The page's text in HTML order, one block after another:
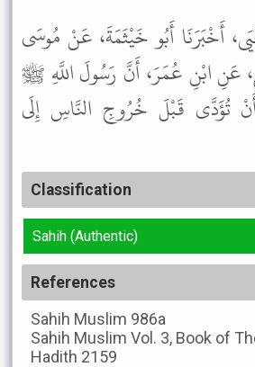
أَخْبَرَنَا أَبُو خَيْثَمَةَ، عَنْ مُوسَى
عَنِ ابْنِ عُمَرَ، أَنَّ رَسُولَ اللَّهِ ﷺ
أَنْ تُؤَدَّى قَبْلَ خُرُوجِ النَّاسِ إِلَى
Classification
Sahih (Authentic)
References
Sahih Muslim 986a
Sahih Muslim Vol. 3, Book of
Hadith 2159